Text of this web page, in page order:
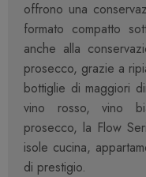
offrono una
formato compatto
anche alla
prosecco, grazie a
bottiglie di maggiori
vino rosso, vino
prosecco, la Flow
isole cucina,
di prestigio.